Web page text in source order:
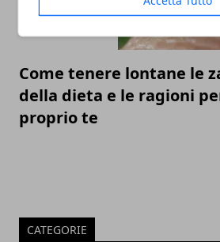
Come tenere lontane le
della dieta e le ragioni
proprio te
CATEGORIE